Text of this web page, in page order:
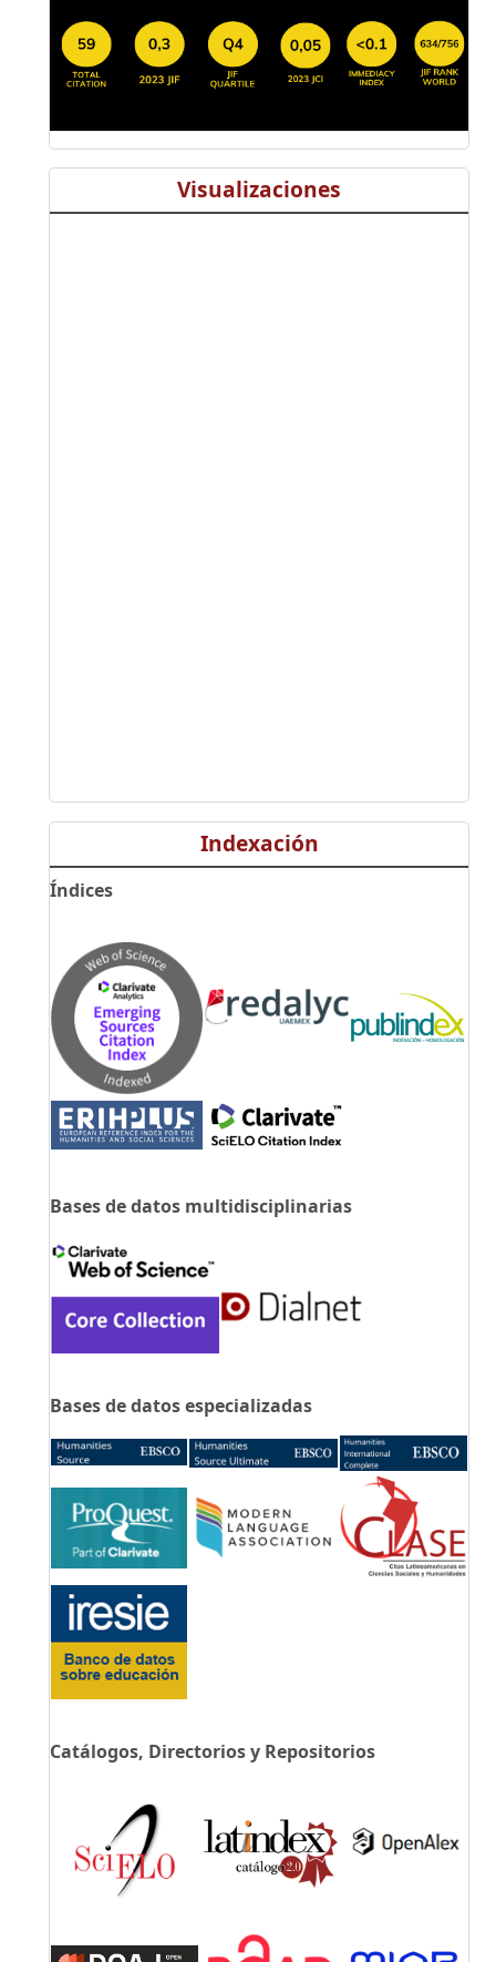
Visualizaciones
Indexación
Índices
Bases de datos multidisciplinarias
Bases de datos especializadas
Catálogos, Directorios y Repositorios